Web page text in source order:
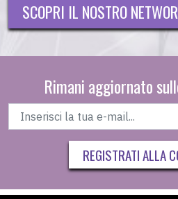
SCOPRI IL NOSTRO
Rimani aggiornato
REGISTRATI ALLA